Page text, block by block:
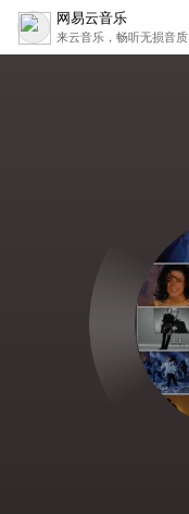
网易云音乐
来云音乐，畅听无损音质